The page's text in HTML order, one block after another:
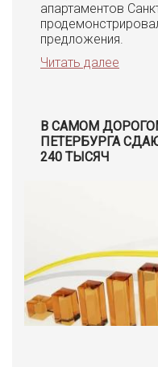
апартаментов
предложения.
Читать далее
В САМОМ
ПЕТЕРБУРГА
240 ТЫСЯЧ